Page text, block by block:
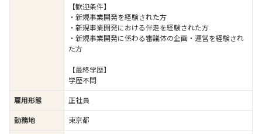
【歓迎条件】
・新規事業開発を経験された方
・新規事業開発における伴走を経験された方
・新規事業開発に係わる審議体の企画・運営を経験され
た方
【最終学歴】
学歴不問
雇用形態
正社員
勤務地
東京都